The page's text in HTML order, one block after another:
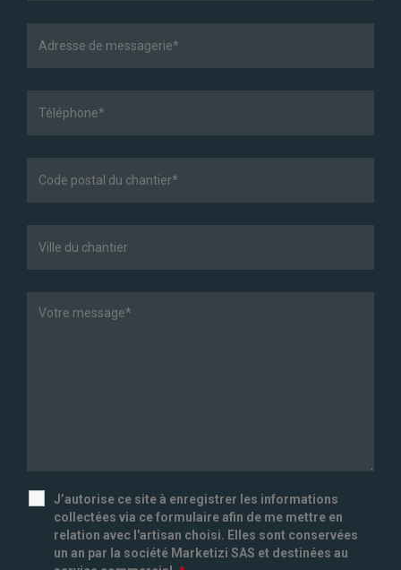
J’autorise ce site à enregistrer les informations
collectées via ce formulaire afin de me mettre en
relation avec l'artisan choisi. Elles sont conservées
un an par la société Marketizi SAS et destinées au